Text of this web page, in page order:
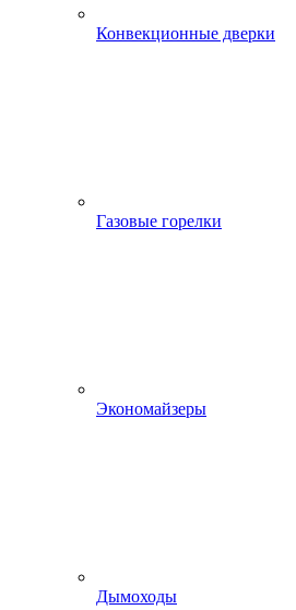
Конвекционные дверки
Газовые горелки
Экономайзеры
Дымоходы